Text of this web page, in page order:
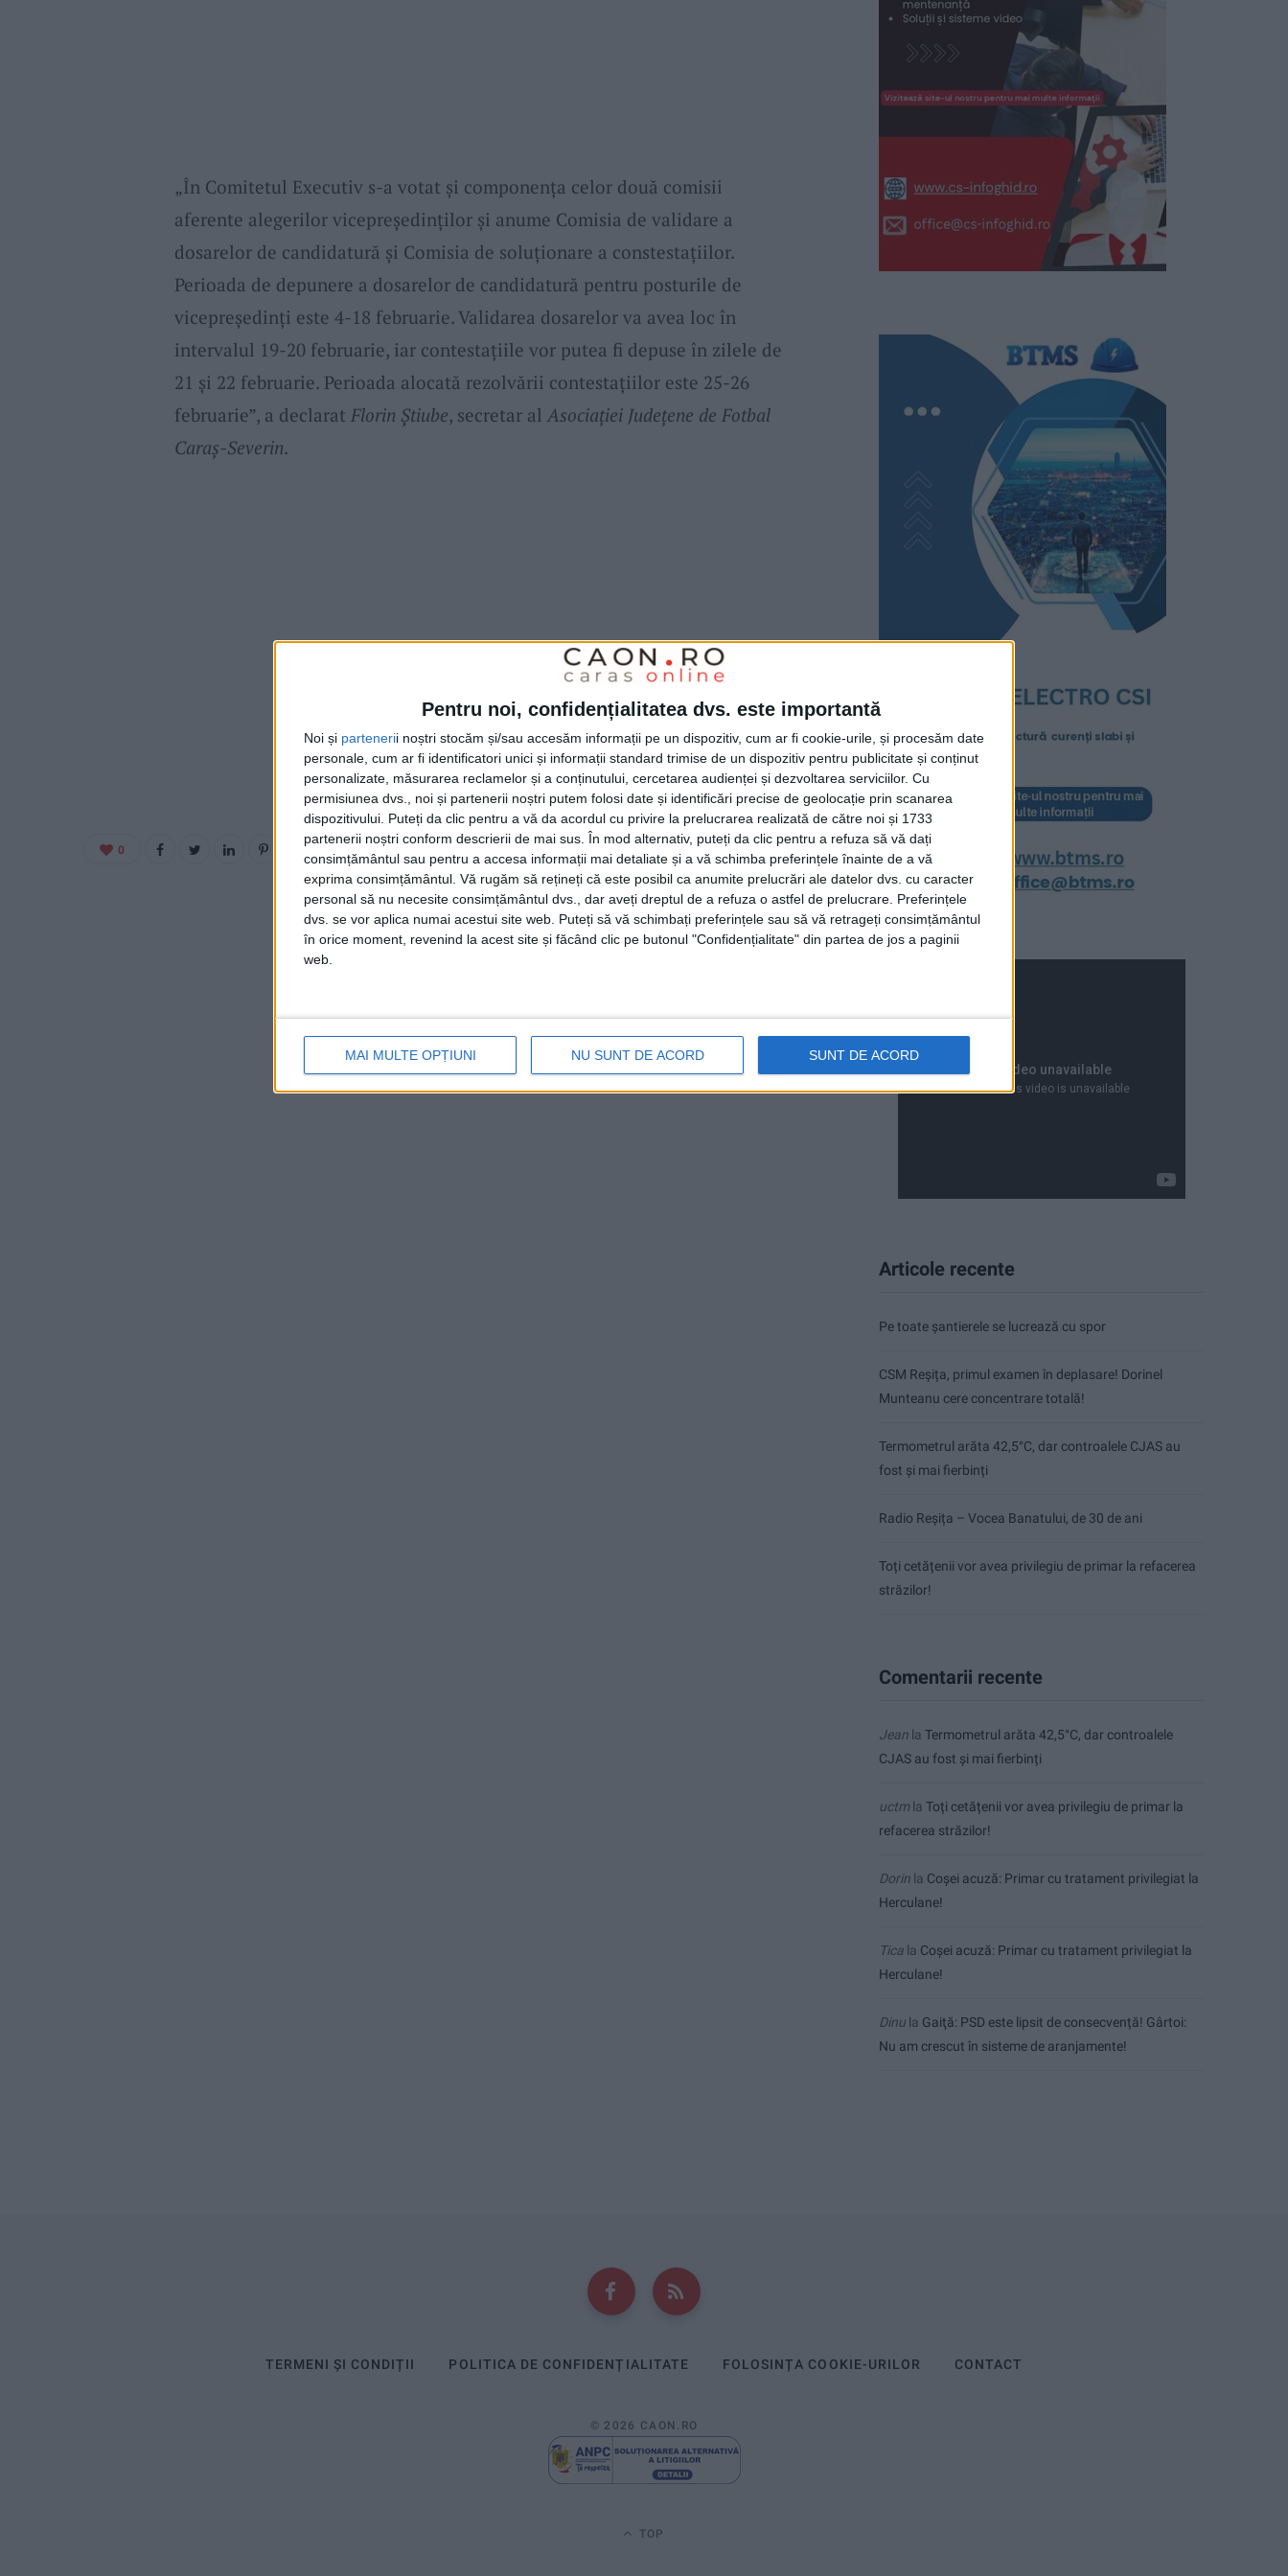
Pentru noi, confidențialitatea dvs. este importantă
Noi și partenerii noștri stocăm și/sau accesăm informații pe un dispozitiv, cum ar fi cookie-urile, și procesăm date
personale, cum ar fi identificatori unici și informații standard trimise de un dispozitiv pentru publicitate și conținut
personalizate, măsurarea reclamelor și a conținutului, cercetarea audienței și dezvoltarea serviciilor. Cu
permisiunea dvs., noi și partenerii noștri putem folosi date și identificări precise de geolocație prin scanarea
dispozitivului. Puteți da clic pentru a vă da acordul cu privire la prelucrarea realizată de către noi și 1733
partenerii noștri conform descrierii de mai sus. În mod alternativ, puteți da clic pentru a refuza să vă dați
consimțământul sau pentru a accesa informații mai detaliate și a vă schimba preferințele înainte de a vă
exprima consimțământul. Vă rugăm să rețineți că este posibil ca anumite prelucrări ale datelor dvs. cu caracter
personal să nu necesite consimțământul dvs., dar aveți dreptul de a refuza o astfel de prelucrare. Preferințele
dvs. se vor aplica numai acestui site web. Puteți să vă schimbați preferințele sau să vă retrageți consimțământul
în orice moment, revenind la acest site și făcând clic pe butonul "Confidențialitate" din partea de jos a paginii
web.
MAI MULTE OPȚIUNI NU SUNT DE ACORD SUNT DE ACORD
„În Comitetul Executiv s-a votat și componența celor două comisii
aferente alegerilor vicepreședinților și anume Comisia de validare a
dosarelor de candidatură și Comisia de soluționare a constestațiilor.
Perioada de depunere a dosarelor de candidatură pentru posturile de
vicepreședinți este 4-18 februarie. Validarea dosarelor va avea loc în
intervalul 19-20 februarie, iar contestațiile vor putea fi depuse în zilele de
21 și 22 februarie. Perioada alocată rezolvării contestațiilor este 25-26
februarie”, a declarat Florin Știube, secretar al Asociației Județene de Fotbal
Caraș-Severin.
0
Articole recente
Pe toate șantierele se lucrează cu spor
CSM Reșița, primul examen în deplasare! Dorinel
Munteanu cere concentrare totală!
Termometrul arăta 42,5°C, dar controalele CJAS au
fost și mai fierbinți
Radio Reșița – Vocea Banatului, de 30 de ani
Toți cetățenii vor avea privilegiu de primar la refacerea
străzilor!
Comentarii recente
Jean la Termometrul arăta 42,5°C, dar controalele
CJAS au fost și mai fierbinți
uctmla Toți cetățenii vor avea privilegiu de primar la
refacerea străzilor!
Dorin la Coșei acuză: Primar cu tratament privilegiat la
Herculane!
Tica la Coșei acuză: Primar cu tratament privilegiat la
Herculane!
Dinu la Gaiţă: PSD este lipsit de consecvență! Gârtoi:
Nu am crescut în sisteme de aranjamente!
TERMENI ȘI CONDIȚII POLITICA DE CONFIDENȚIALITATE FOLOSINȚA COOKIE-URILOR CONTACT
© 2026 CAON.RO
TOP